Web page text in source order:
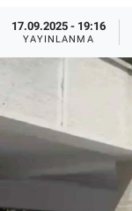
17.09.2025 - 19:16
YAYINLANMA
Eğitim
Eğlence
Forum
Gerçeğin